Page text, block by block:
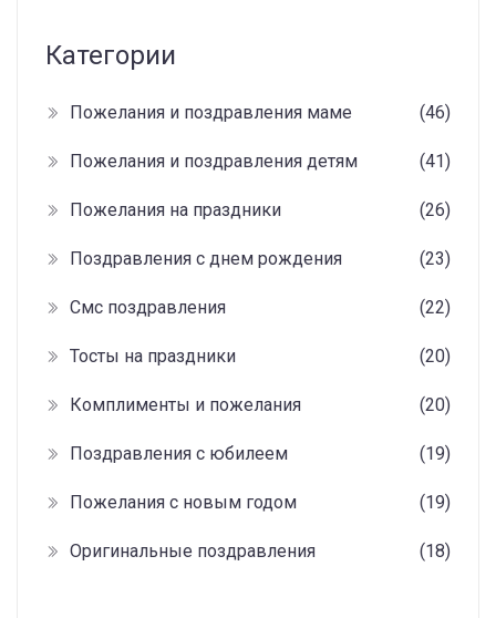
Категории
Пожелания и поздравления маме (46)
Пожелания и поздравления детям (41)
Пожелания на праздники (26)
Поздравления с днем рождения (23)
Смс поздравления (22)
Тосты на праздники (20)
Комплименты и пожелания (20)
Поздравления с юбилеем (19)
Пожелания с новым годом (19)
Оригинальные поздравления (18)